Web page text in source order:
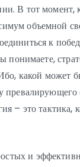
В тот момент,
объемной
к
понимаете,
какой может
– это тактика,
и